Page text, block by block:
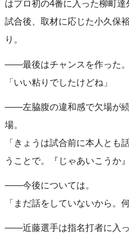
はプロ初の4番に入った柳町達
試合後、取材に応じた小久保
り。
――最後はチャンスを作った。
「いい粘りでしたけどね」
――左脇腹の違和感で欠場が
場。
「きょうは試合前に本人とも
うことで。『じゃあいこうか』
――今後については。
「まだ話をしていないから。
――近藤選手は指名打者に入